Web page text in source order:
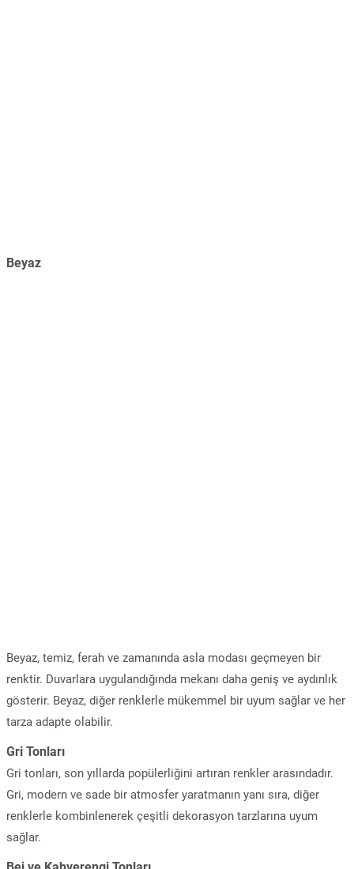
Beyaz
Beyaz, temiz, ferah ve zamanında asla modası geçmeyen bir
renktir. Duvarlara uygulandığında mekanı daha geniş ve aydınlık
gösterir. Beyaz, diğer renklerle mükemmel bir uyum sağlar ve her
tarza adapte olabilir.
Gri Tonları
Gri tonları, son yıllarda popülerliğini artıran renkler arasındadır.
Gri, modern ve sade bir atmosfer yaratmanın yanı sıra, diğer
renklerle kombinlenerek çeşitli dekorasyon tarzlarına uyum
sağlar.